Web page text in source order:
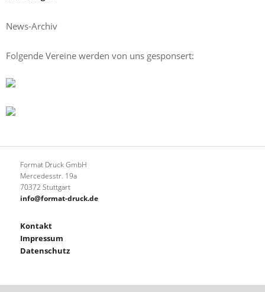
News-Archiv
Folgende Vereine werden von uns gesponsert:
Format Druck GmbH
Mercedesstr. 19a
70372 Stuttgart
info@format-druck.de
Kontakt
Impressum
Datenschutz